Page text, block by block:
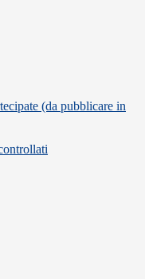
(da pubblicare in